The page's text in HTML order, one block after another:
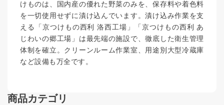
けものは、国内産の優れた野菜のみを、保存料や着色料
を一切使用せずに漬け込んでいます。漬け込み作業を支
える「京つけもの西利 洛西工場」「京つけもの西利 あ
じわいの郷工場」は最先端の施設で、徹底した衛生管理
体制を確立。クリーンルーム作業室、用途別大型冷蔵庫
など設備も万全です。
商品カテゴリ